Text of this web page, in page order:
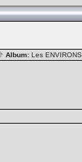
Album: Les ENVIRONS